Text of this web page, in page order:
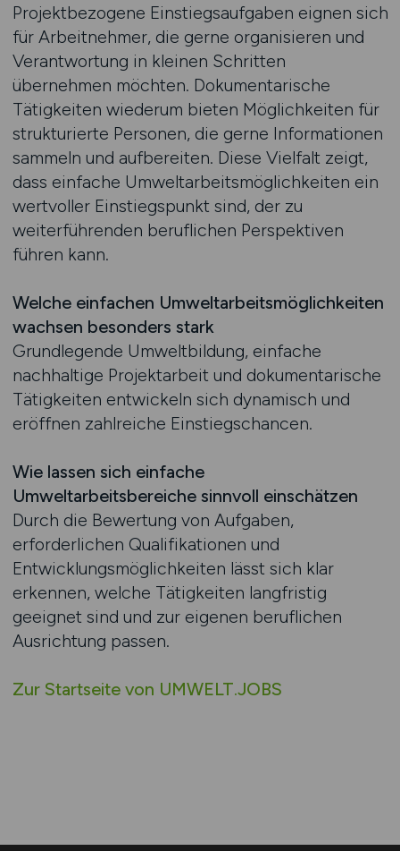
Projektbezogene Einstiegsaufgaben eignen sich
für Arbeitnehmer, die gerne organisieren und
Verantwortung in kleinen Schritten
übernehmen möchten. Dokumentarische
Tätigkeiten wiederum bieten Möglichkeiten für
strukturierte Personen, die gerne Informationen
sammeln und aufbereiten. Diese Vielfalt zeigt,
dass einfache Umweltarbeitsmöglichkeiten ein
wertvoller Einstiegspunkt sind, der zu
weiterführenden beruflichen Perspektiven
führen kann.
Welche einfachen Umweltarbeitsmöglichkeiten
wachsen besonders stark
Grundlegende Umweltbildung, einfache
nachhaltige Projektarbeit und dokumentarische
Tätigkeiten entwickeln sich dynamisch und
eröffnen zahlreiche Einstiegschancen.
Wie lassen sich einfache
Umweltarbeitsbereiche sinnvoll einschätzen
Durch die Bewertung von Aufgaben,
erforderlichen Qualifikationen und
Entwicklungsmöglichkeiten lässt sich klar
erkennen, welche Tätigkeiten langfristig
geeignet sind und zur eigenen beruflichen
Ausrichtung passen.
Zur Startseite von UMWELT.JOBS